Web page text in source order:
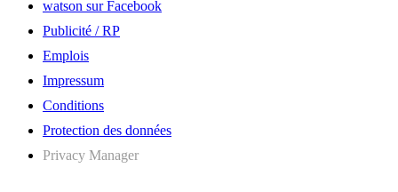
watson sur Facebook
Publicité / RP
Emplois
Impressum
Conditions
Protection des données
Privacy Manager